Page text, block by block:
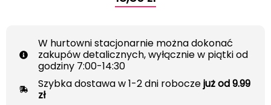
W hurtowni stacjonarnie można dokonać
zakupów detalicznych, wyłącznie w piątki od
godziny 7:00-14:30
Szybka dostawa w 1-2 dni roboczejuż od 9.99
zł